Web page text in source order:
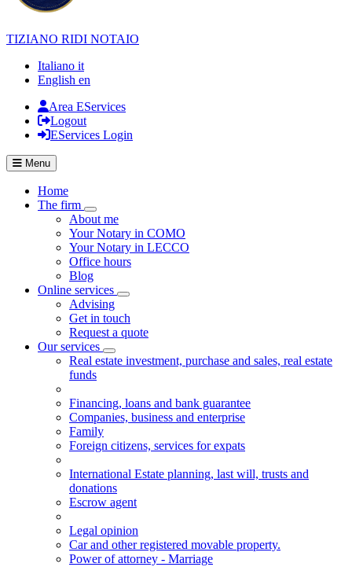
TIZIANO RIDI NOTAIO
Italiano it
English en
Area EServices
Logout
EServices Login
Menu
Home
The firm
Visualizza menù di secondo livello
About me
Your Notary in COMO
Your Notary in LECCO
Office hours
Blog
Online services
Visualizza menù di secondo livello
Advising
Get in touch
Request a quote
Our services
Visualizza menù di secondo livello
Real estate investment, purchase and sales, real estate
funds
Financing, loans and bank guarantee
Companies, business and enterprise
Family
Foreign citizens, services for expats
International Estate planning, last will, trusts and
donations
Escrow agent
Legal opinion
Car and other registered movable property.
Power of attorney - Marriage